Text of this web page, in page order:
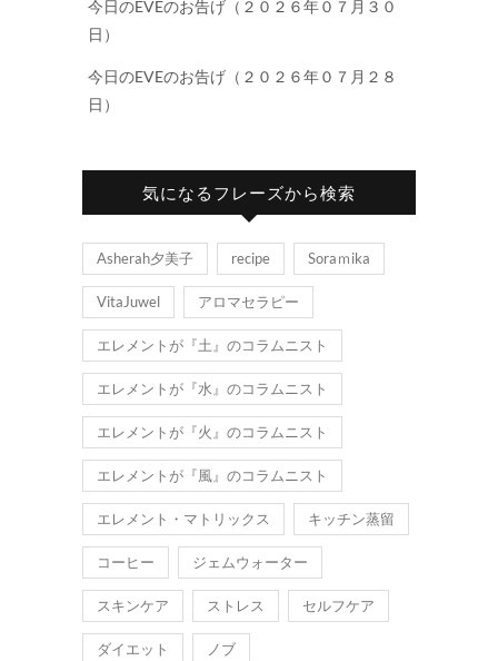
今日のEVEのお告げ（２０２６年０７月３０
日）
今日のEVEのお告げ（２０２６年０７月２８
日）
気になるフレーズから検索
Asherah夕美子 recipe Soraｍika
VitaJuwel アロマセラピー
エレメントが『土』のコラムニスト
エレメントが『水』のコラムニスト
エレメントが『火』のコラムニスト
エレメントが『風』のコラムニスト
エレメント・マトリックス キッチン蒸留
コーヒー ジェムウォーター
スキンケア ストレス セルフケア
ダイエット ノブ